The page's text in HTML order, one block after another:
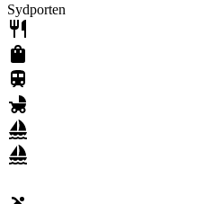
Sydporten